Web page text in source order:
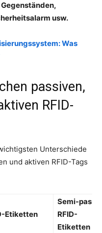
usw.
Was
passiven,
RFID-
Unterschiede
und aktiven RFID-Tags
Etiketten
Semi-
RFID-
Etiketten